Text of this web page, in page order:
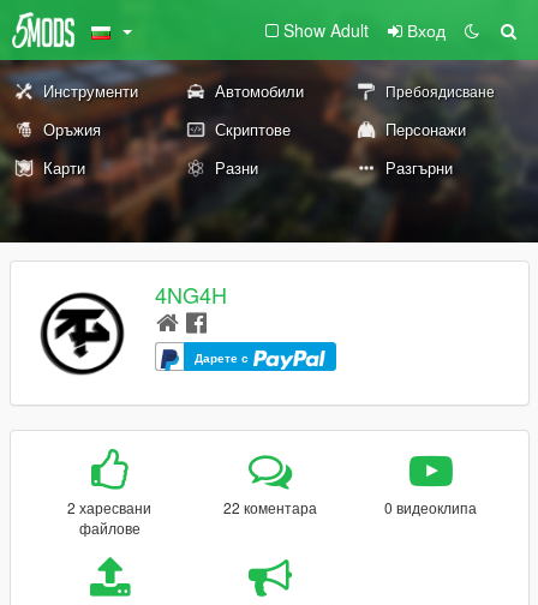
Show Adult Вход
Инструменти Автомобили Пребоядисване
Оръжия Скриптове
Персонажи
Карти
Разни Разгърни
4NG4H
Дарете с
2 харесвани
файлове
22 коментара 0 видеоклипа